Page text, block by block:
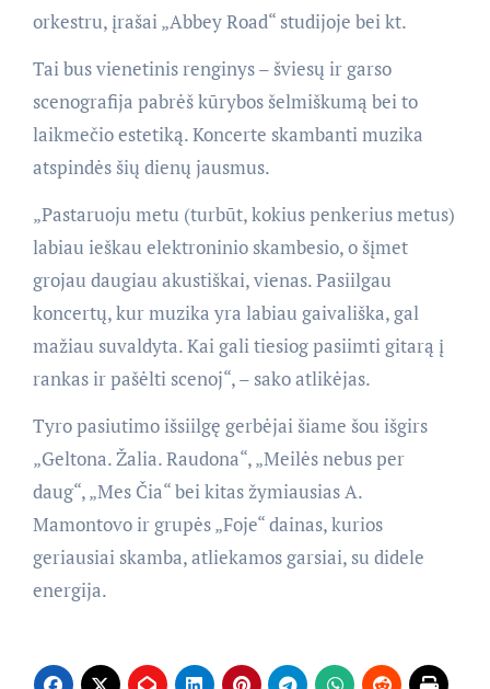
orkestru, įrašai „Abbey Road“ studijoje bei kt.
Tai bus vienetinis renginys – šviesų ir garso
scenografija pabrėš kūrybos šelmiškumą bei to
laikmečio estetiką. Koncerte skambanti muzika
atspindės šių dienų jausmus.
„Pastaruoju metu (turbūt, kokius penkerius metus)
labiau ieškau elektroninio skambesio, o šįmet
grojau daugiau akustiškai, vienas. Pasiilgau
koncertų, kur muzika yra labiau gaivališka, gal
mažiau suvaldyta. Kai gali tiesiog pasiimti gitarą į
rankas ir pašėlti scenoj“, – sako atlikėjas.
Tyro pasiutimo išsiilgę gerbėjai šiame šou išgirs
„Geltona. Žalia. Raudona“, „Meilės nebus per
daug“, „Mes Čia“ bei kitas žymiausias A.
Mamontovo ir grupės „Foje“ dainas, kurios
geriausiai skamba, atliekamos garsiai, su didele
energija.